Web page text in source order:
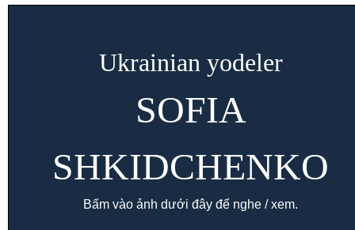
Ukrainian yodeler
SOFIA
SHKIDCHENKO
Bấm vào ảnh dưới đây để nghe / xem.